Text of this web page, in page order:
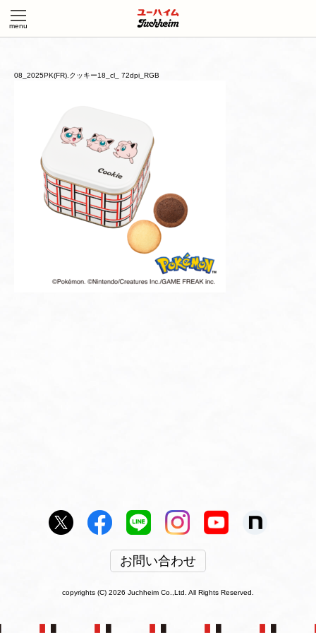
08_2025PK(FR).クッキー18_cl_ 72dpi_RGB
お問い合わせ
copyrights (C) 2026 Juchheim Co.,Ltd. All Rights Reserved.